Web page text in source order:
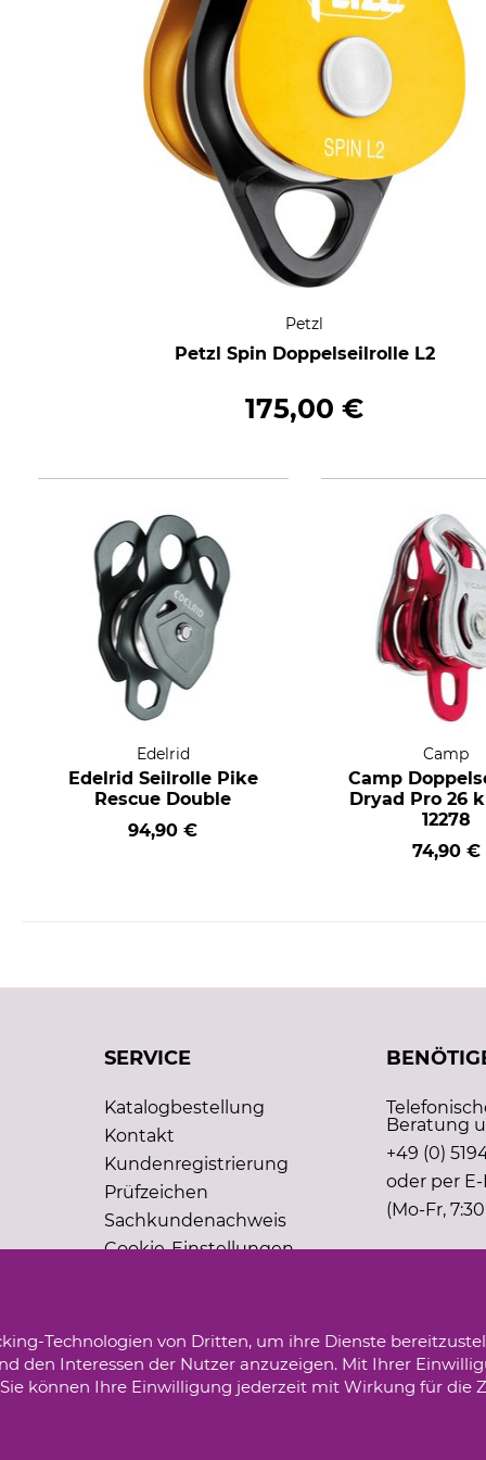
Petzl
Petzl Spin Doppelseilrolle L2
175,00 €
Edelrid
Edelrid Seilrolle Pike
Rescue Double
94,90 €
Camp
Camp
Dryad Pro 26
12278
74,90 €
SERVICE
Katalogbestellung
Kontakt
Kundenregistrierung
Prüfzeichen
Sachkundenachweis
Cookie-Einstellungen
Beratung
+49 (0)
oder per
(Mo-Fr,
Technologien von Dritten, um ihre Dienste
den Interessen der Nutzer anzuzeigen. Mit Ihrer
können Ihre Einwilligung jederzeit mit Wirkung für die